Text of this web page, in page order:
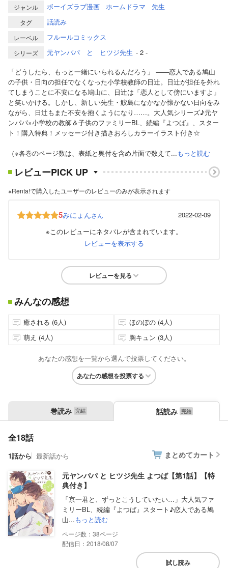
ジャンル ボーイズラブ漫画 ホームドラマ 先生
タグ 話読み
レーベル フルールコミックス
シリーズ 元ヤンパパ と ヒツジ先生 - 2 -
「どうしたら、もっと一緒にいられるんだろう」 ――恋人である鳩山
の子供・日向の担任でなくなった小学校教師の日辻。日辻が担任を外れ
てしまうことに不安になる鳩山に、日辻は「恋人として傍にいますよ」
と笑いかける。しかし、新しい先生・鮫島になかなか懐かない日向をみ
ながら、日辻もまた不安を抱くようになり……。大人気シリーズ♪元ヤ
ンパパ×小学校の教師＆子供のファミリーBL、続編『よつば』、スター
ト！購入特典！メッセージ付き描きおろしカラーイラスト付き☆
（※各巻のページ数は、表紙と奥付を含め片面で数えて...もっと読む
レビューPICK UP
※Renta!で購入したユーザーのレビューのみが表示されます
5みにょんさん
2022-02-09
※このレビューにネタバレが含まれています。
レビューを表示する
レビューを見る
みんなの感想
癒される (6人)
ほのぼの (4人)
萌え (4人)
胸キュン (3人)
あなたの感想を一覧から選んで投票してください。
あなたの感想を投票する
巻読み 話読み
全18話
1話から 最新話から まとめてカート
元ヤンパパ と ヒツジ先生 よつば【第1話】【特
典付き】
「京一君と、ずっとこうしていたい…」大人気ファ
ミリーBL、続編『よつば』スタート♪恋人である鳩
山...もっと読む
38
配信日：2018/08/07
試し読み